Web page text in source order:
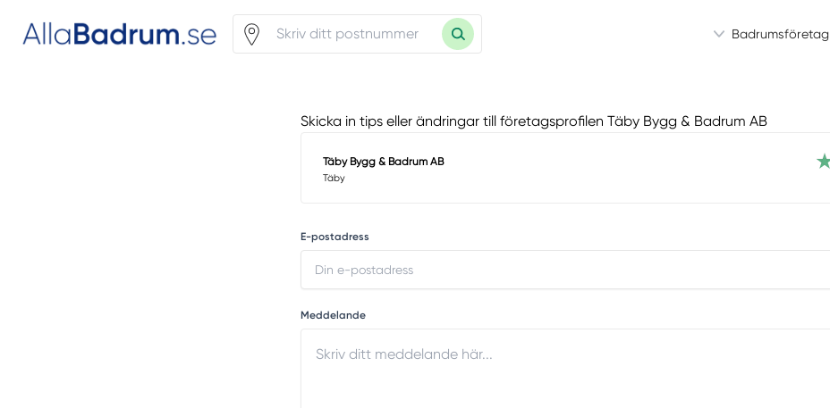
Badrumsföretag
Skicka in tips eller ändringar till företagsprofilen Täby Bygg & Badrum AB
Täby Bygg & Badrum AB
Täby
E-postadress
Meddelande